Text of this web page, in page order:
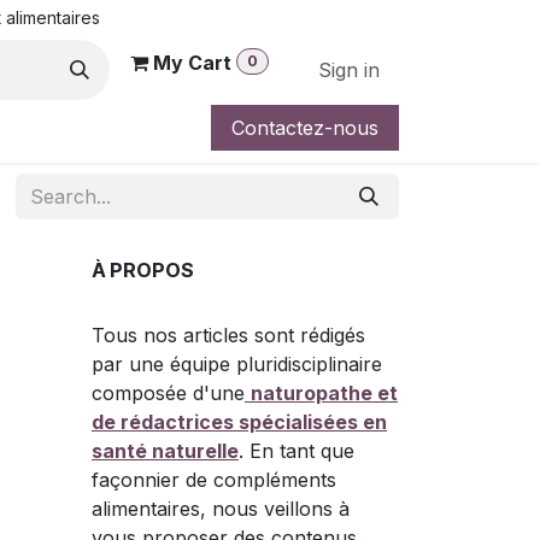
My Cart 0 Sign in
Contactez-nous
À PROPOS
Tous nos articles sont rédigés
par une équipe pluridisciplinaire
composée d'une naturopathe et
de rédactrices spécialisées en
santé naturelle. En tant que
façonnier de compléments
alimentaires, nous veillons à